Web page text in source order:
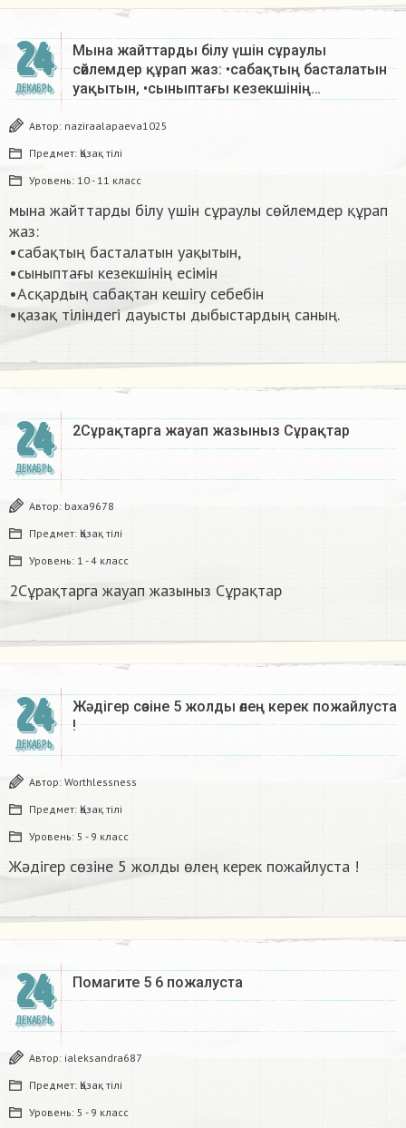
24
ДЕКАБРЬ
Мына жайттарды білу үшін сұраулы
сөйлемдер құрап жаз: •сабақтың басталатын
уақытын, •сыныптағы кезекшінің…
Автор: naziraalapaeva1025
Предмет: Қазақ тiлi
Уровень: 10 - 11 класс
мына жайттарды білу үшін сұраулы сөйлемдер құрап
жаз:
•сабақтың басталатын уақытын,
•сыныптағы кезекшінің есімін
•Асқардың сабақтан кешігу себебін
•қазақ тіліндегі дауысты дыбыстардың саның. ​
24
ДЕКАБРЬ
2Сұрақтарга жауап жазыныз Сұрақтар​
Автор: baxa9678
Предмет: Қазақ тiлi
Уровень: 1 - 4 класс
2Сұрақтарга жауап жазыныз Сұрақтар​
24
ДЕКАБРЬ
Жәдігер сөзіне 5 жолды өлең керек пожайлуста
!
Автор: Worthlessness
Предмет: Қазақ тiлi
Уровень: 5 - 9 класс
Жәдігер сөзіне 5 жолды өлең керек пожайлуста !
24
ДЕКАБРЬ
Помагите 5 6 пожалуста​
Автор: ialeksandra687
Предмет: Қазақ тiлi
Уровень: 5 - 9 класс